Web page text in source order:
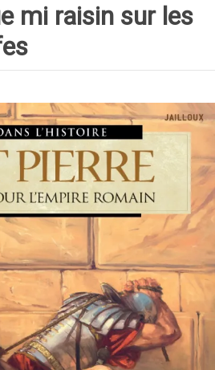
mi raisin sur les